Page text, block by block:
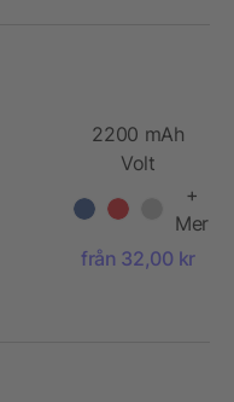
2200 mAh
Volt
powerbank+
Mer
från 32,00 kr